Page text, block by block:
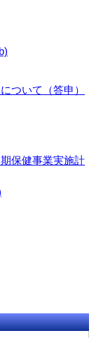
ついて（答申）
保健事業実施計